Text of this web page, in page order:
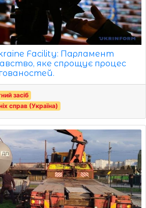
Facility: Парламент
яке спрощує процес
засіб
справ (Україна)